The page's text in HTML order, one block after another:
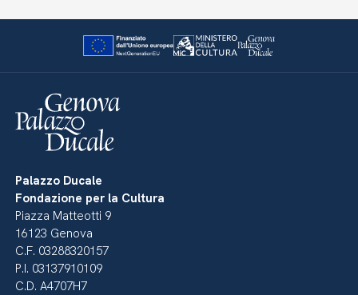
Palazzo Ducale
Fondazione per la Cultura
Piazza Matteotti 9
16123 Genova
C.F. 03288320157
P.I. 03137910109
C.D. A4707H7